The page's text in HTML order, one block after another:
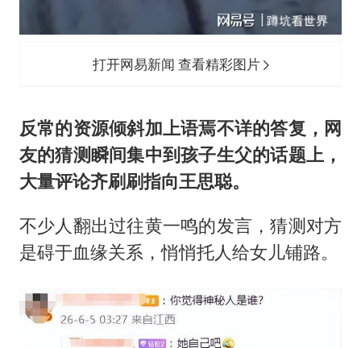
打开网易新闻 查看精彩图片
反常的资源倾斜加上语焉不详的答复，网
友的猜测瞬间集中到孩子生父的话题上，
大量评论齐刷刷指向王思聪。
不少人翻出过往黄一鸣的发言，猜测对方
是碍于血缘关系，悄悄托人给女儿铺路。